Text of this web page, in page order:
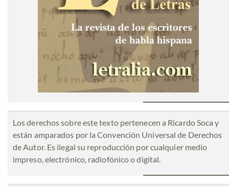
Los derechos sobre este texto pertenecen a Ricardo Soca y
están amparados por la Convención Universal de Derechos
de Autor. Es ilegal su reproducción por cualquier medio
impreso, electrónico, radiofónico o digital.